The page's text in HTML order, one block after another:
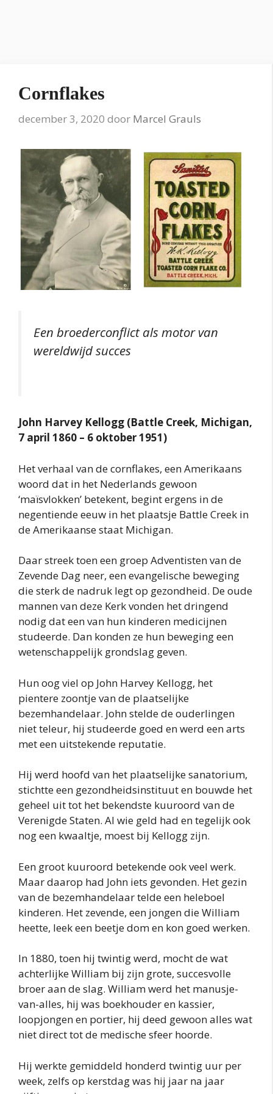
Cornflakes
december 3, 2020 door Marcel Grauls
Een broederconflict als motor van
wereldwijd succes
John Harvey Kellogg (Battle Creek, Michigan,
7 april 1860 – 6 oktober 1951)
Het verhaal van de cornflakes, een Amerikaans
woord dat in het Nederlands gewoon
‘maïsvlokken’ betekent, begint ergens in de
negentiende eeuw in het plaatsje Battle Creek in
de Amerikaanse staat Michigan.
Daar streek toen een groep Adventisten van de
Zevende Dag neer, een evangelische beweging
die sterk de nadruk legt op gezondheid. De oude
mannen van deze Kerk vonden het dringend
nodig dat een van hun kinderen medicijnen
studeerde. Dan konden ze hun beweging een
wetenschappelijk grondslag geven.
Hun oog viel op John Harvey Kellogg, het
pientere zoontje van de plaatselijke
bezemhandelaar. John stelde de ouderlingen
niet teleur, hij studeerde goed en werd een arts
met een uitstekende reputatie.
Hij werd hoofd van het plaatselijke sanatorium,
stichtte een gezondheidsinstituut en bouwde het
geheel uit tot het bekendste kuuroord van de
Verenigde Staten. Al wie geld had en tegelijk ook
nog een kwaaltje, moest bij Kellogg zijn.
Een groot kuuroord betekende ook veel werk.
Maar daarop had John iets gevonden. Het gezin
van de bezemhandelaar telde een heleboel
kinderen. Het zevende, een jongen die William
heette, leek een beetje dom en kon goed werken.
In 1880, toen hij twintig werd, mocht de wat
achterlijke William bij zijn grote, succesvolle
broer aan de slag. William werd het manusje-
van-alles, hij was boekhouder en kassier,
loopjongen en portier, hij deed gewoon alles wat
niet direct tot de medische sfeer hoorde.
Hij werkte gemiddeld honderd twintig uur per
week, zelfs op kerstdag was hij jaar na jaar